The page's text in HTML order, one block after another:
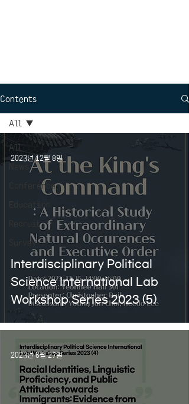
Contents
All
News
Conference
Education
Recruit
Survey
All
Interdisciplinary Political
Science International Lab
Workshop Series 2023 (5)
2023년 12월 8일
2023년 6월 27일